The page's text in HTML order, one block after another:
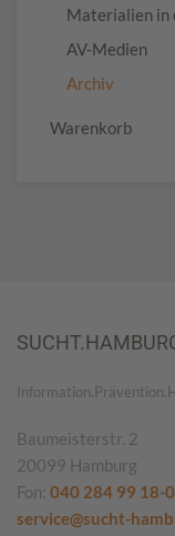
Materialien in
AV-Medien
Archiv
Warenkorb
Baumeisterstr. 2
20099 Hamburg
Fon: 040 284 99 18-0
service@sucht-